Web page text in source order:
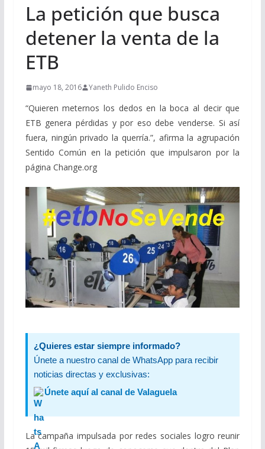
La petición que busca
detener la venta de la
ETB
mayo 18, 2016 Yaneth Pulido Enciso
“Quieren meternos los dedos en la boca al decir que
ETB genera pérdidas y por eso debe venderse. Si así
fuera, ningún privado la querría.”, afirma la agrupación
Sentido Común en la petición que impulsaron por la
página Change.org
¿Quieres estar siempre informado?
Únete a nuestro canal de WhatsApp para recibir
noticias directas y exclusivas:
Únete aquí al canal de Valaguela
La campaña impulsada por redes sociales logro reunir